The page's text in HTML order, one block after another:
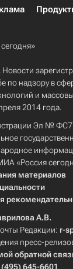
по надзору в
и
2014 года.
Эл №
«Россия
материалов
А.В.
Редакции: r-
пресс-
обратной
(495) 645-6601